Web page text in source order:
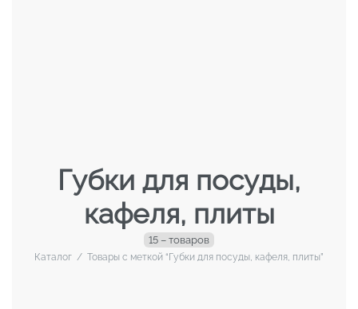
Губки для посуды,
кафеля, плиты
15 – товаров
Каталог / Товары с меткой “Губки для посуды, кафеля, плиты”